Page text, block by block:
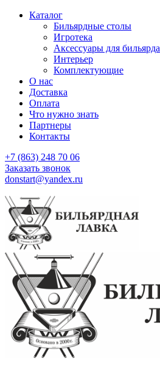
Каталог
Бильярдные столы
Игротека
Аксессуары для бильярда
Интерьер
Комплектующие
О нас
Доставка
Оплата
Что нужно знать
Партнеры
Контакты
+7 (863) 248 70 06
Заказать звонок
donstart@yandex.ru